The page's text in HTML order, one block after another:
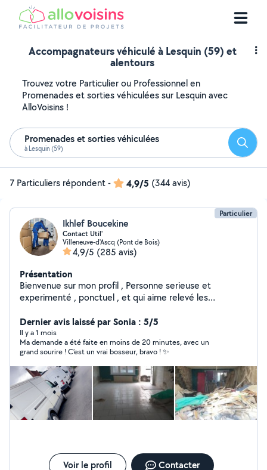
Accompagnateurs véhiculé à Lesquin (59) et
alentours
Trouvez votre Particulier ou Professionnel en
Promenades et sorties véhiculées sur Lesquin avec
AlloVoisins !
Promenades et sorties véhiculées
à Lesquin (59)
7 Particuliers répondent- 4,9/5 (344 avis)
Particulier
Ikhlef Boucekine
Contact Util'
Villeneuve-d'Ascq (Pont de Bois)
4,9/5 (285 avis)
Présentation
Bienvenue sur mon profil , Personne serieuse et
experimenté , ponctuel , et qui aime relevé les
contact utile dans vos repertoire , , debarras , transport
, depanage 2 roue quad , Montage demontage de
mobilier.
Dernier avis laissé par Sonia : 5/5
Il y a 1 mois
Ma demande a été faite en moins de 20 minutes, avec un
grand sourire ! C’est un vrai bosseur, bravo ! ✨
Voir le profil Contacter